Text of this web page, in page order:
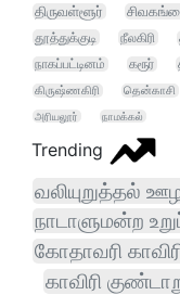
திருவள்ளூர்
தூத்துக்குடி
நீலகிரி
நாகப்பட்டினம்
கரூர்
கிருஷ்ணகிரி தென்காசி
அரியலூர்
நாமக்கல்
Trending
வலியுறுத்தல்
நாடாளுமன்ற
கோதாவரி
காவிரி